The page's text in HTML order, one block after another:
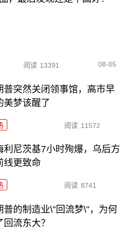
阅读 13391 08-05
普突然关闭领事馆，高市早
美梦该醒了
阅读 11572
利尼茨基7小时殉爆，乌后方
线更致命
阅读 8741
普的制造业\"回流梦\"，为何
回流东大？